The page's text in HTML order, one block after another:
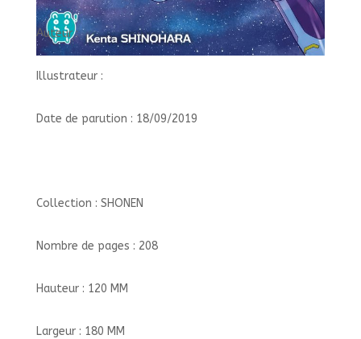
Auteur :
Illustrateur :
Date de parution : 18/09/2019
Collection : SHONEN
Nombre de pages : 208
Hauteur : 120 MM
Largeur : 180 MM